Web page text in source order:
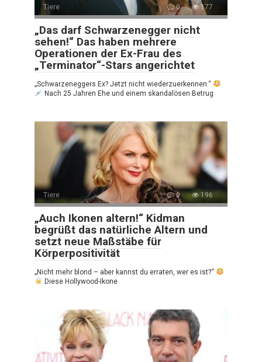
Tiere 0 177
„Das darf Schwarzenegger nicht
sehen!“ Das haben mehrere
Operationen der Ex-Frau des
„Terminator“-Stars angerichtet
„Schwarzeneggers Ex? Jetzt nicht wiederzuerkennen.“
Nach 25 Jahren Ehe und einem skandalösen Betrug
Tiere 0 196
„Auch Ikonen altern!“ Kidman
begrüßt das natürliche Altern und
setzt neue Maßstäbe für
Körperpositivität
„Nicht mehr blond – aber kannst du erraten, wer es ist?“
Diese Hollywood-Ikone